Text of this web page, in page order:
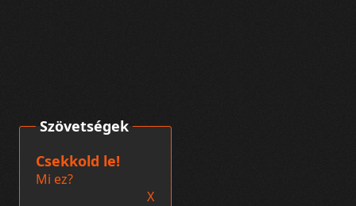
Szövetségek
Csekkold le!
Mi ez?
X